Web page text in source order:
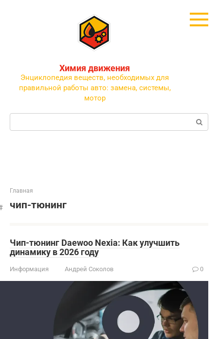
Химия движения
Энциклопедия веществ, необходимых для
правильной работы авто: замена, системы,
мотор
Поиск:
Главная
чип-тюнинг
Чип-тюнинг Daewoo Nexia: Как улучшить
динамику в 2026 году
Информация Андрей Соколов 0